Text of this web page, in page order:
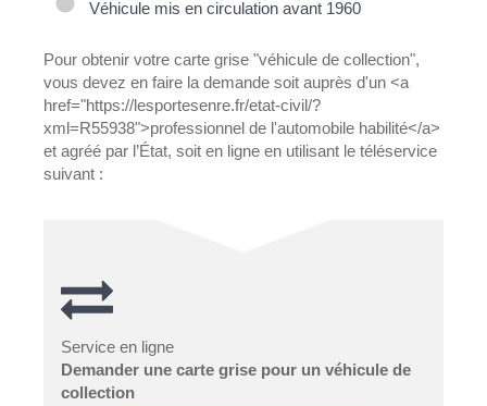
Véhicule mis en circulation avant 1960
Pour obtenir votre carte grise "véhicule de collection",
vous devez en faire la demande soit auprès d'un <a
href="https://lesportesenre.fr/etat-civil/?
xml=R55938">professionnel de l'automobile habilité</a>
et agréé par l’État, soit en ligne en utilisant le téléservice
suivant :
Service en ligne
Demander une carte grise pour un véhicule de
collection